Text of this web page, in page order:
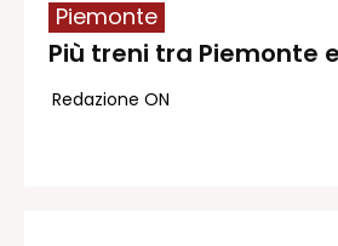
Redazione
Piemonte
Più treni tra Piemonte
Redazione ON